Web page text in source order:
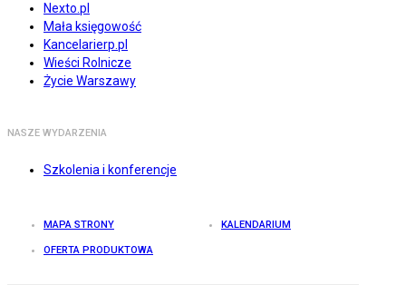
Nexto.pl
Mała księgowość
Kancelarierp.pl
Wieści Rolnicze
Życie Warszawy
NASZE WYDARZENIA
Szkolenia i konferencje
MAPA STRONY KALENDARIUM
OFERTA PRODUKTOWA